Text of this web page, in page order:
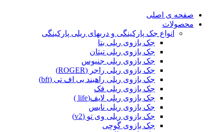
صفحه ی اصلی
محصولات
انواع جک پارکینگی و دربهای ریلی پارکینگی
جک بازوی ریلی بتا
جک بازوی ریلی تیتان
جک بازوی ریلی جنیوس
جک بازوی ریلی راجر (ROGER)
جک بازوی ریلی راهبند بی اف تی (bft)
جک بازوی ریلی فک
جک بازوی ریلی لایف(life )
جک بازوی ریلی نایس
جک بازوی ریلی وی تو (v2)
جک بازوی گوچی